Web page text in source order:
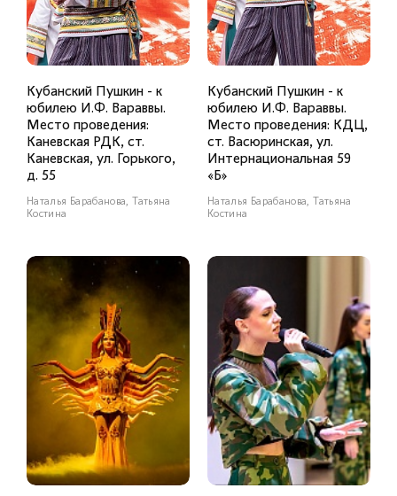
Кубанский Пушкин - к
юбилею И.Ф. Вараввы.
Место проведения:
Каневская РДК, ст.
Каневская, ул. Горького,
д. 55
Наталья Барабанова, Татьяна
Костина
Кубанский Пушкин - к
юбилею И.Ф. Вараввы.
Место проведения: КДЦ,
ст. Васюринская, ул.
Интернациональная 59
«Б»
Наталья Барабанова, Татьяна
Костина